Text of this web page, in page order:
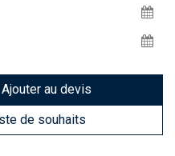
Ajouter au devis
de souhaits